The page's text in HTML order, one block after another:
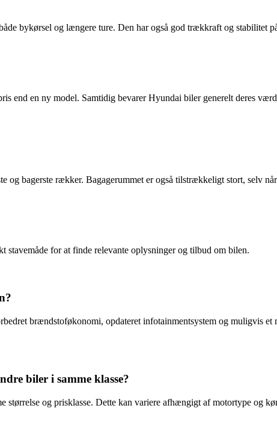
bykørsel og længere ture. Den har også god trækkraft og stabilitet
end en ny model. Samtidig bevarer Hyundai biler generelt deres
og bagerste rækker. Bagagerummet er også tilstrækkeligt stort, selv
stavemåde for at finde relevante oplysninger og tilbud om bilen.
brændstoføkonomi, opdateret infotainmentsystem og muligvis et
biler i samme klasse?
og prisklasse. Dette kan variere afhængigt af motortype og